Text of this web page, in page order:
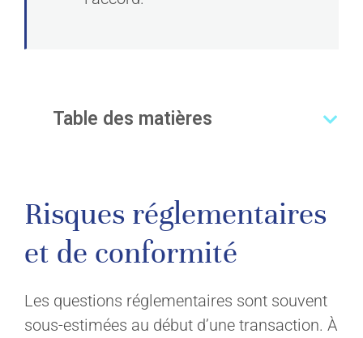
Table des matières
Risques réglementaires
et de conformité
Les questions réglementaires sont souvent
sous-estimées au début d’une transaction. À